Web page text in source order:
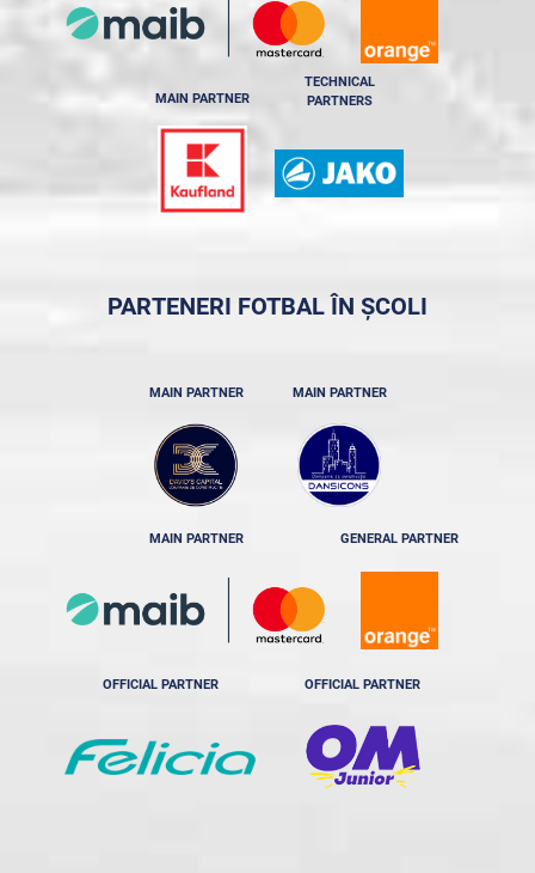
MAIN PARTNER
TECHNICAL
PARTNERS
PARTENERI FOTBAL ÎN ȘCOLI
MAIN PARTNER MAIN PARTNER
MAIN PARTNER GENERAL PARTNER
OFFICIAL PARTNER OFFICIAL PARTNER